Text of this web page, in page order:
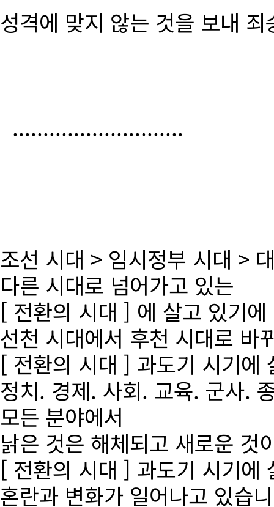
성격에 맞지 않는 것을 보내
............................
조선 시대 > 임시정부 시대 >
다른 시대로 넘어가고 있는
[ 전환의 시대 ] 에 살고 있기에
선천 시대에서 후천 시대로 바
[ 전환의 시대 ] 과도기 시기에
정치. 경제. 사회. 교육. 군사.
모든 분야에서
낡은 것은 해체되고 새로운 것
[ 전환의 시대 ] 과도기 시기에
혼란과 변화가 일어나고 있습